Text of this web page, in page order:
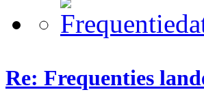
Re: Frequenties